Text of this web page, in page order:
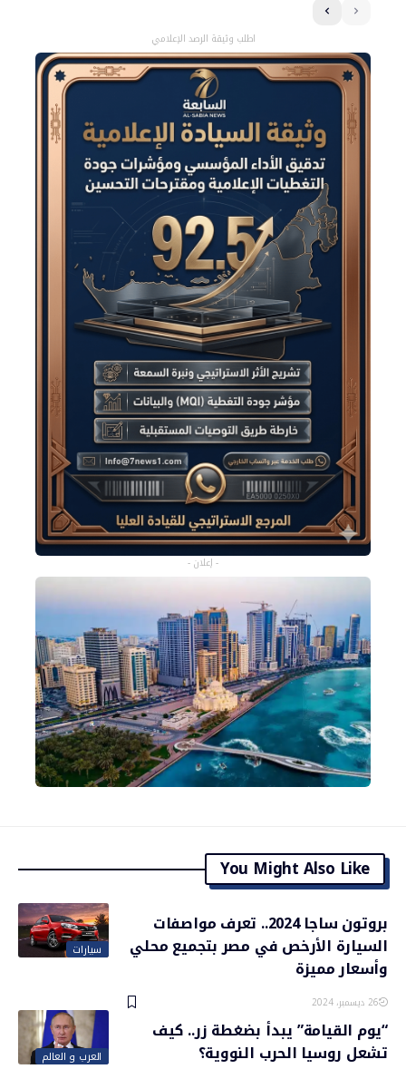
اطلب وثيقة الرصد الإعلامي
- إعلان -
You Might Also Like
سيارات
بروتون ساجا 2024.. تعرف مواصفات
السيارة الأرخص في مصر بتجميع محلي
وأسعار مميزة
26 ديسمبر، 2024
العرب و العالم
“يوم القيامة” يبدأ بضغطة زر.. كيف
تشعل روسيا الحرب النووية؟